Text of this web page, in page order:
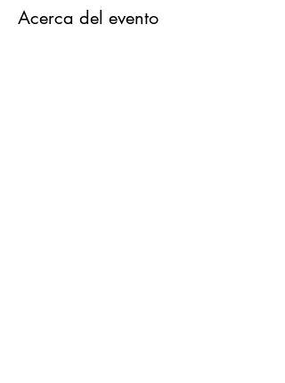
Acerca del evento